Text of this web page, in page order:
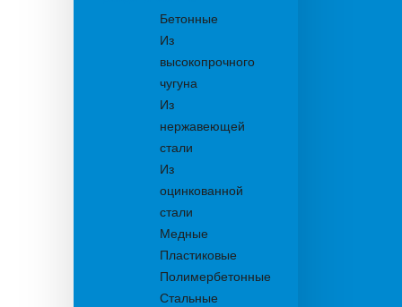
Бетонные
Из
высокопрочного
чугуна
Из
нержавеющей
стали
Из
оцинкованной
стали
Медные
Пластиковые
Полимербетонные
Стальные